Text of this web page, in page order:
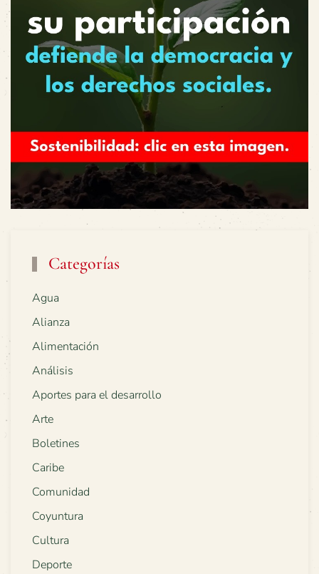
Categorías
Agua
Alianza
Alimentación
Análisis
Aportes para el desarrollo
Arte
Boletines
Caribe
Comunidad
Coyuntura
Cultura
Deporte